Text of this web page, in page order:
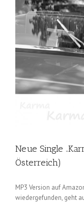
Neue Single
Österreich)
MP3 Version auf
wiedergefunden, geht